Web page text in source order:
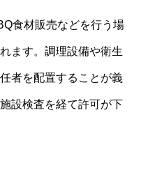
食材販売などを行う場
ます。調理設備や衛生
者を配置することが義
設検査を経て許可が下